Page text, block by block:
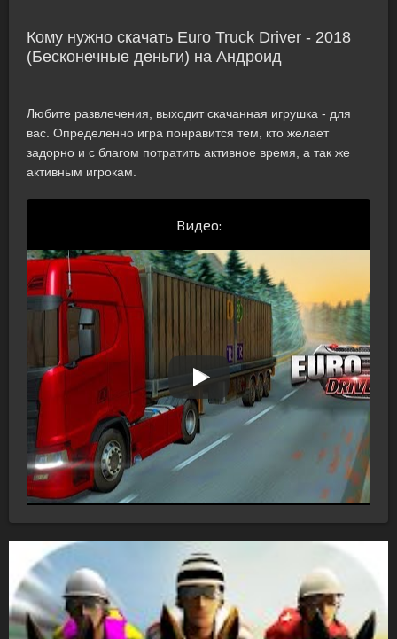
Кому нужно скачать Euro Truck Driver - 2018
(Бесконечные деньги) на Андроид
Любите развлечения, выходит скачанная игрушка - для
вас. Определенно игра понравится тем, кто желает
задорно и с благом потратить активное время, а так же
активным игрокам.
Видео: